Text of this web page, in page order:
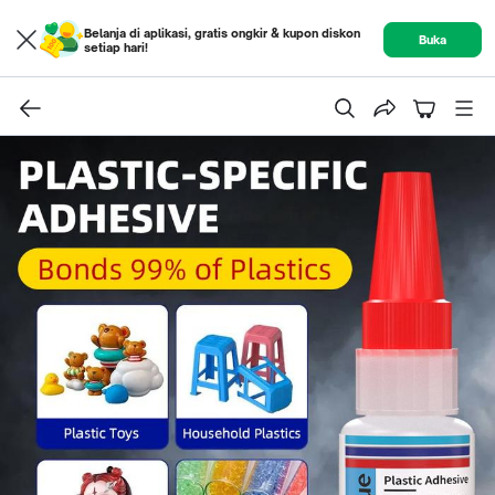
Belanja di aplikasi, gratis ongkir & kupon diskon
setiap hari!
Buka